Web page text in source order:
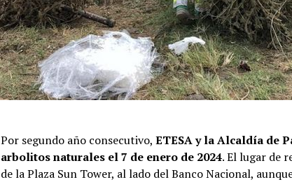
Por segundo año consecutivo, ETESA y la Alcaldía de
arbolitos naturales el 7 de enero de 2024. El lugar de
de la Plaza Sun Tower, al lado del Banco Nacional,